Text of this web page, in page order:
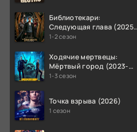
Библиотекари:
Следующая глава (2025-
2026)
1-2 сезон
Ходячие мертвецы:
Мёртвый город (2023-
2026)
1-3 сезон
Точка взрыва (2026)
1 сезон